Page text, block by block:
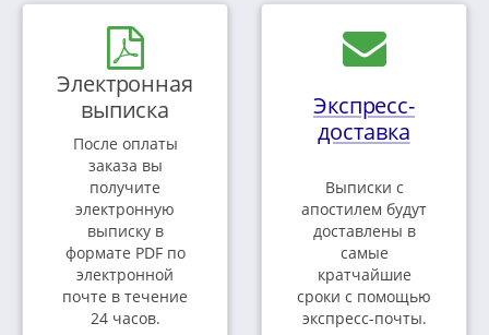
Электронная
выписка
После оплаты
заказа вы
получите
электронную
выписку в
формате PDF по
электронной
почте в течение
24 часов.
Экспресс-
доставка
Выписки с
апостилем будут
доставлены в
самые
кратчайшие
сроки с помощью
экспресс-почты.